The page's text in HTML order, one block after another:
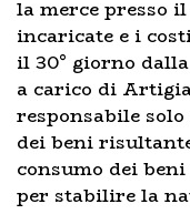
la merce presso
incaricate e i
il 30° giorno
a carico di
responsabile
dei beni
consumo dei
per stabilire la